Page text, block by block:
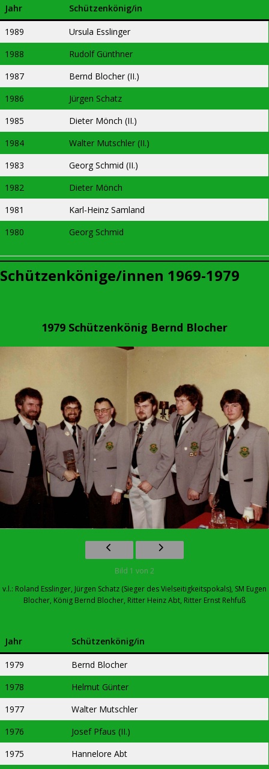
Jahr Schützenkönig/in
1989
Ursula Esslinger
1988
Rudolf Günthner
1987
Bernd Blocher (II.)
1986
Jürgen Schatz
1985
Dieter Mönch (II.)
1984
Walter Mutschler (II.)
1983
Georg Schmid (II.)
1982
Dieter Mönch
1981
Karl-Heinz Samland
1980
Georg Schmid
Schützenkönige/innen 1969-1979
1979 Schützenkönig Bernd Blocher
Bild 1 von 2
v.l.: Roland Esslinger, Jürgen Schatz (Sieger des Vielseitigkeitspokals), SM Eugen
Blocher, König Bernd Blocher, Ritter Heinz Abt, Ritter Ernst Rehfuß
Jahr Schützenkönig/in
1979
Bernd Blocher
1978
Helmut Günter
1977
Walter Mutschler
1976
Josef Pfaus (II.)
1975
Hannelore Abt